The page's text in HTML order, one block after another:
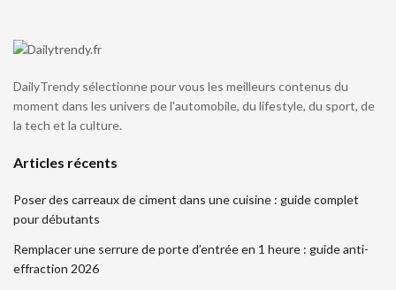
DailyTrendy sélectionne pour vous les meilleurs contenus du
moment dans les univers de l'automobile, du lifestyle, du sport, de
la tech et la culture.
Articles récents
Poser des carreaux de ciment dans une cuisine : guide complet
pour débutants
Remplacer une serrure de porte d’entrée en 1 heure : guide anti-
effraction 2026